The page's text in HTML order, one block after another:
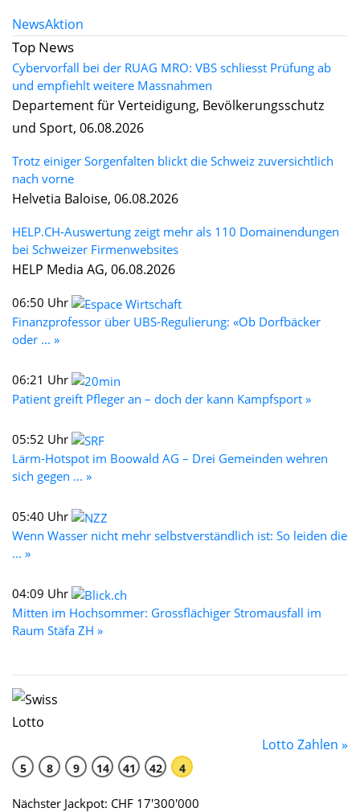
NewsAktion
Top News
Cybervorfall bei der RUAG MRO: VBS schliesst Prüfung ab
und empfiehlt weitere Massnahmen
Departement für Verteidigung, Bevölkerungsschutz
und Sport, 06.08.2026
Trotz einiger Sorgenfalten blickt die Schweiz zuversichtlich
nach vorne
Helvetia Baloise, 06.08.2026
HELP.CH-Auswertung zeigt mehr als 110 Domainendungen
bei Schweizer Firmenwebsites
HELP Media AG, 06.08.2026
06:50 Uhr
Finanzprofessor über UBS-Regulierung: «Ob Dorfbäcker
oder ... »
06:21 Uhr
Patient greift Pfleger an – doch der kann Kampfsport »
05:52 Uhr
Lärm-Hotspot im Boowald AG – Drei Gemeinden wehren
sich gegen ... »
05:40 Uhr
Wenn Wasser nicht mehr selbstverständlich ist: So leiden die
... »
04:09 Uhr
Mitten im Hochsommer: Grossflächiger Stromausfall im
Raum Stäfa ZH »
Lotto Zahlen »
5 8 9 14 41 42 4
Nächster Jackpot: CHF 17'300'000